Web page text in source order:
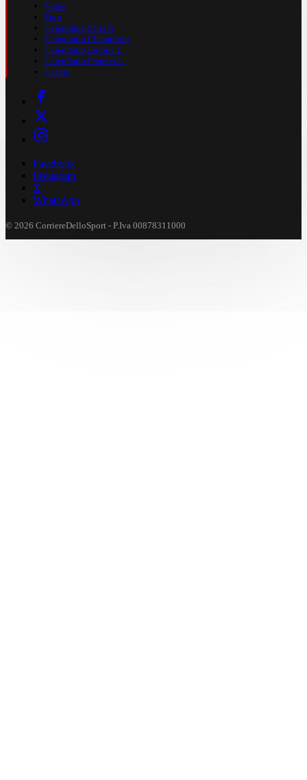
Video
Foto
Calendario Serie A
Calendario Champions
Calendario Europa L.
Calendario Premier L.
Casinò
Facebook
Instagram
X
WhatsApp
© 2026 CorriereDelloSport - P.Iva 00878311000